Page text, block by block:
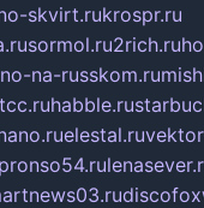
skvirt.rukrospr.ru
sormol.ru2rich.ru
na-russkom.ru
habble.ru
elestal.ru
pronso54.ru